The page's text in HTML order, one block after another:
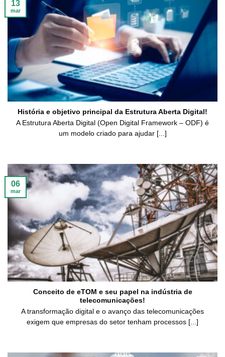
História e objetivo principal da Estrutura Aberta Digital!
A Estrutura Aberta Digital (Open Digital Framework – ODF) é
um modelo criado para ajudar [...]
13
mar
Conceito de eTOM e seu papel na indústria de
telecomunicações!
A transformação digital e o avanço das telecomunicações
exigem que empresas do setor tenham processos [...]
06
mar